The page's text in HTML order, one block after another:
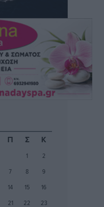
στο γήπεδο,
Λαζίδη
προόδου η ίδρυση
Π Σ Κ
1
2
7 8
9
14 15
16
21 22
23